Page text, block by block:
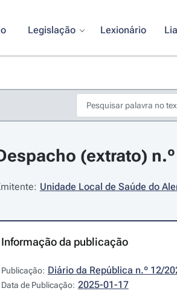
Legislação Lexionário Lia
(extrato)
Unidade Local de Saúde do
Informação da publicação
Publicação: Diário da República n.º 12/
Data de Publicação: 2025-01-17